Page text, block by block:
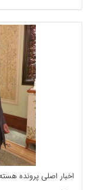
اخبار اصلی پرونده